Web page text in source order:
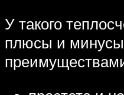
У такого
плюсы и